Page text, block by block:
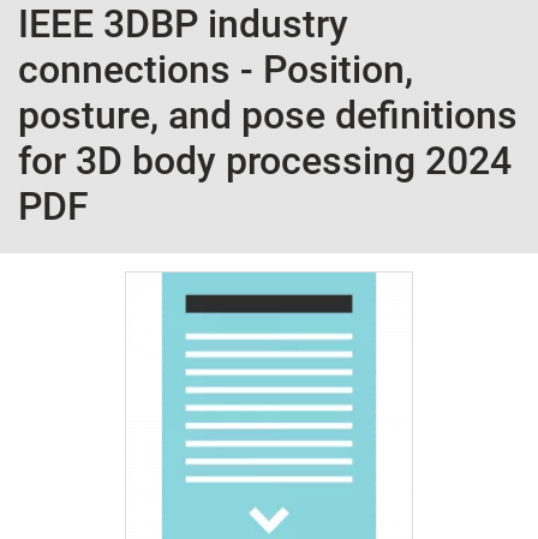
IEEE 3DBP industry
connections - Position,
posture, and pose definitions
for 3D body processing 2024
PDF